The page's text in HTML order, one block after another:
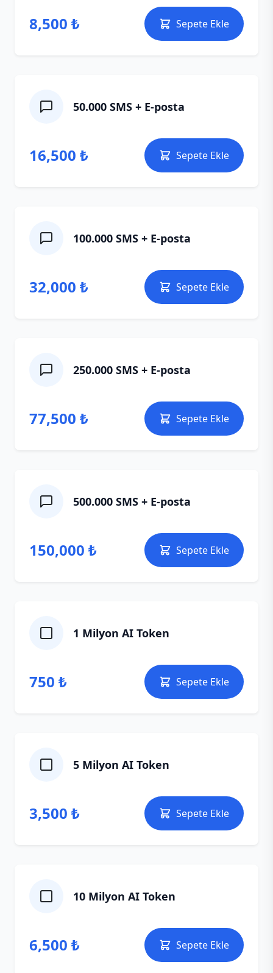
8,500 ₺ Sepete Ekle
50.000 SMS + E‑posta
16,500 ₺ Sepete Ekle
100.000 SMS + E‑posta
32,000 ₺ Sepete Ekle
250.000 SMS + E‑posta
77,500 ₺ Sepete Ekle
500.000 SMS + E‑posta
150,000 ₺ Sepete Ekle
1 Milyon AI Token
750 ₺ Sepete Ekle
5 Milyon AI Token
3,500 ₺ Sepete Ekle
10 Milyon AI Token
6,500 ₺ Sepete Ekle